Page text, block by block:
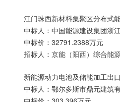
江门珠西新材料集聚区分布式
中标人：中国能源建设集团浙
中标价：32791.2388万元
招标人：京能（阳西）综合能
新能源动力电池及储能加工出
中标人：鄂尔多斯市鼎元建筑